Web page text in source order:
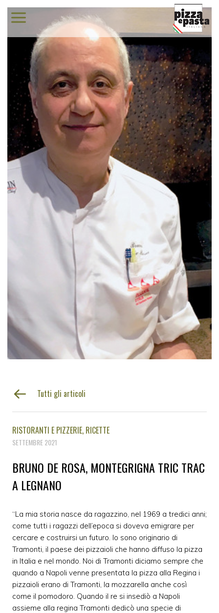
Tutti gli articoli
RISTORANTI E PIZZERIE RICETTE
SETTEMBRE 2021
BRUNO DE ROSA, MONTEGRIGNA TRIC TRAC
A LEGNANO
“La mia storia nasce da ragazzino, nel 1969 a tredici anni;
come tutti i ragazzi dell’epoca si doveva emigrare per
cercare e costruirsi un futuro. Io sono originario di
Tramonti, il paese dei pizzaioli che hanno diffuso la pizza
in Italia e nel mondo. Noi di Tramonti diciamo sempre che
quando a Napoli venne presentata la pizza alla Regina i
pizzaioli erano di Tramonti, la mozzarella anche così
come il pomodoro. Quando il re si insediò a Napoli
assieme alla regina Tramonti dedicò una specie di